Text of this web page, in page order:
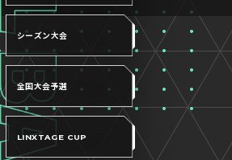
シーズン大会
全国大会予選
LINXTAGE CUP